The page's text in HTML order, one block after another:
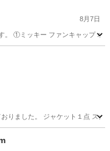
8月7日
。 ①ミッキー ファンキャップ
りました。 ジャケット１点 ス